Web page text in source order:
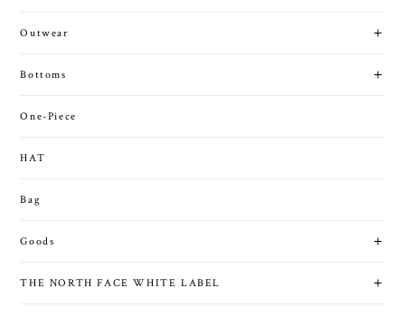
Outwear
Bottoms
One-Piece
HAT
Bag
Goods
THE NORTH FACE WHITE LABEL